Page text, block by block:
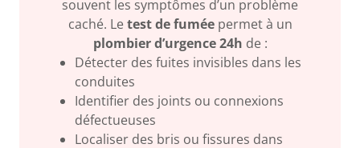
souvent les symptômes d’un problème
caché. Letest de fuméepermet à un
plombier d’urgence 24h de :
Détecter des fuites invisibles dans les
conduites
Identifier des joints ou connexions
défectueuses
Localiser des bris ou fissures dans